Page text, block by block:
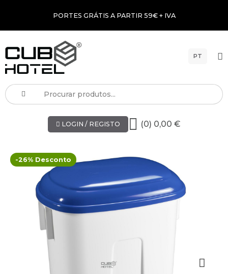
PORTES GRÁTIS A PARTIR 59€ + IVA
PT
LOGIN / REGISTO (0) 0,00 €
-26% Desconto